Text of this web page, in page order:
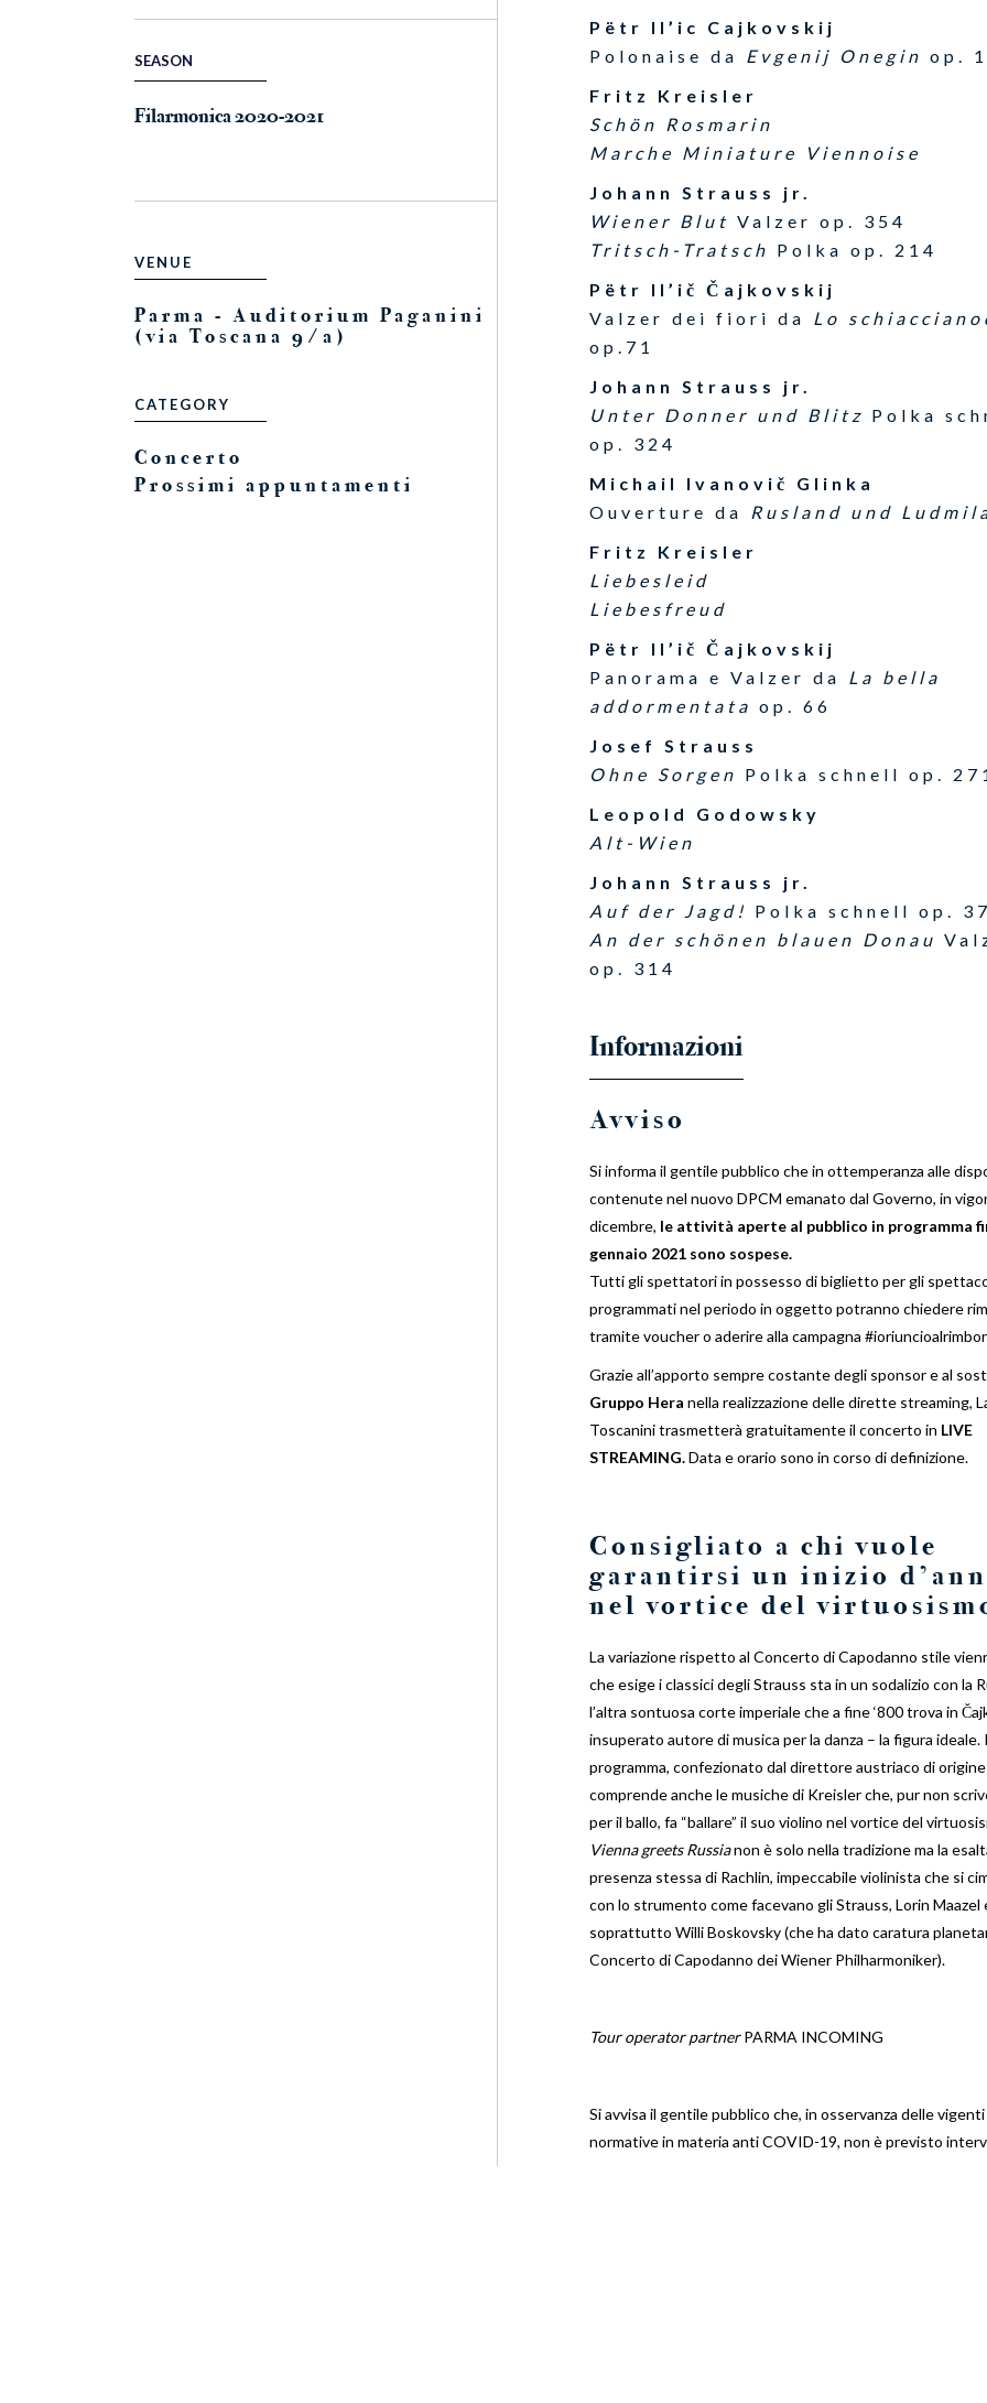
SEASON
Filarmonica 2020-2021
VENUE
Parma - Auditorium Paganini
(via Toscana 9/a)
CATEGORY
Concerto
Prossimi appuntamenti
Pëtr Il’ic Cajkovskij
Polonaise da Evgenij Onegin op.
Fritz Kreisler
Schön Rosmarin
Marche Miniature Viennoise
Johann Strauss jr.
Wiener Blut Valzer op. 354
Tritsch-Tratsch Polka op. 214
Pëtr Il’ič Čajkovskij
Valzer dei fiori da Lo
op.71
Johann Strauss jr.
Unter Donner und Blitz Polka
op. 324
Michail Ivanovič Glinka
Ouverture da
Rusland und
Fritz Kreisler
Liebesleid
Liebesfreud
Pëtr Il’ič Čajkovskij
Panorama e Valzer da La bella
addormentata op. 66
Josef Strauss
Ohne Sorgen Polka schnell op.
Leopold Godowsky
Alt-Wien
Johann Strauss jr.
Auf der Jagd! Polka schnell op.
An der schönen blauen Donau
op. 314
Avviso
Si informa il gentile pubblico che in ottemperanza alle
contenute nel nuovo DPCM emanato dal Governo, in
dicembre, le attività aperte al pubblico in programma
gennaio 2021 sono sospese.
Tutti gli spettatori in possesso di biglietto per gli
programmati nel periodo in oggetto potranno chiedere
tramite voucher o aderire alla campagna
Grazie all’apporto sempre costante degli sponsor e al
Gruppo Hera nella realizzazione delle dirette streaming,
Toscanini trasmetterà gratuitamente il concerto in LIVE
STREAMING.Data e orario sono in corso di definizione.
Consigliato a chi vuole
garantirsi un inizio
nel vortice del
La variazione rispetto al Concerto di Capodanno stile
che esige i classici degli Strauss sta in un sodalizio con la
l’altra sontuosa corte imperiale che a fine ‘800 trova in
insuperato autore di musica per la danza – la figura ideale.
programma, confezionato dal direttore austriaco di
comprende anche le musiche di Kreisler che, pur non
per il ballo, fa “ballare” il suo violino nel vortice del
Vienna greets Russianon è solo nella tradizione ma la
presenza stessa di Rachlin, impeccabile violinista che si
con lo strumento come facevano gli Strauss, Lorin Maazel
soprattutto Willi Boskovsky (che ha dato caratura
Concerto di Capodanno dei Wiener Philharmoniker).
Tour operator partnerPARMA INCOMING
Si avvisa il gentile pubblico che, in osservanza delle vigenti
normative in materia anti COVID-19, non è previsto